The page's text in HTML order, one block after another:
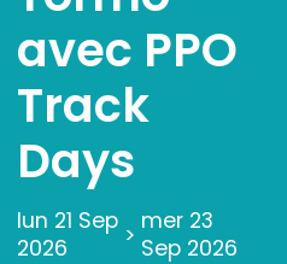
avec PPO
Track
Days
lun 21 Sep
2026
> mer 23
Sep 2026